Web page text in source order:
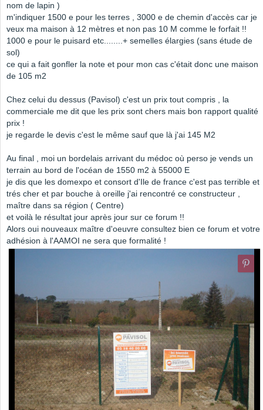
nom de lapin )
m'indiquer 1500 e pour les terres , 3000 e de chemin d'accès car je
veux ma maison à 12 mètres et non pas 10 M comme le forfait !!
1000 e pour le puisard etc........+ semelles élargies (sans étude de
sol)
ce qui a fait gonfler la note et pour mon cas c'était donc une maison
de 105 m2
Chez celui du dessus (Pavisol) c'est un prix tout compris , la
commerciale me dit que les prix sont chers mais bon rapport qualité
prix !
je regarde le devis c'est le même sauf que là j'ai 145 M2
Au final , moi un bordelais arrivant du médoc où perso je vends un
terrain au bord de l'océan de 1550 m2 à 55000 E
je dis que les domexpo et consort d'Ile de france c'est pas terrible et
trés cher et par bouche à oreille j'ai rencontré ce constructeur ,
maître dans sa région ( Centre)
et voilà le résultat jour après jour sur ce forum !!
Alors oui nouveaux maître d'oeuvre consultez bien ce forum et votre
adhésion à l'AAMOI ne sera que formalité !